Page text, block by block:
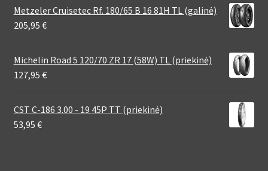
Metzeler Cruisetec Rf. 180/65 B 16 81H TL (galinė)
205,95 €
Michelin Road 5 120/70 ZR 17 (58W) TL (priekinė)
127,95 €
CST C-186 3.00 - 19 45P TT (priekinė)
53,95 €